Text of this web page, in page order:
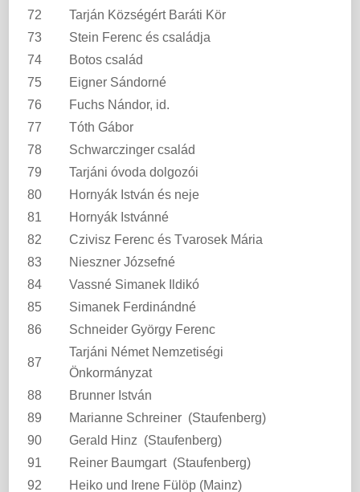
72
Tarján Községért Baráti Kör
73
Stein Ferenc és családja
74
Botos család
75
Eigner Sándorné
76
Fuchs Nándor, id.
77
Tóth Gábor
78
Schwarczinger család
79
Tarjáni óvoda dolgozói
80
Hornyák István és neje
81
Hornyák Istvánné
82
Czivisz Ferenc és Tvarosek Mária
83
Nieszner Józsefné
84
Vassné Simanek Ildikó
85
Simanek Ferdinándné
86
Schneider György Ferenc
87
Tarjáni Német Nemzetiségi
Önkormányzat
88
Brunner István
89
Marianne Schreiner (Staufenberg)
90
Gerald Hinz (Staufenberg)
91
Reiner Baumgart (Staufenberg)
92
Heiko und Irene Fülöp (Mainz)